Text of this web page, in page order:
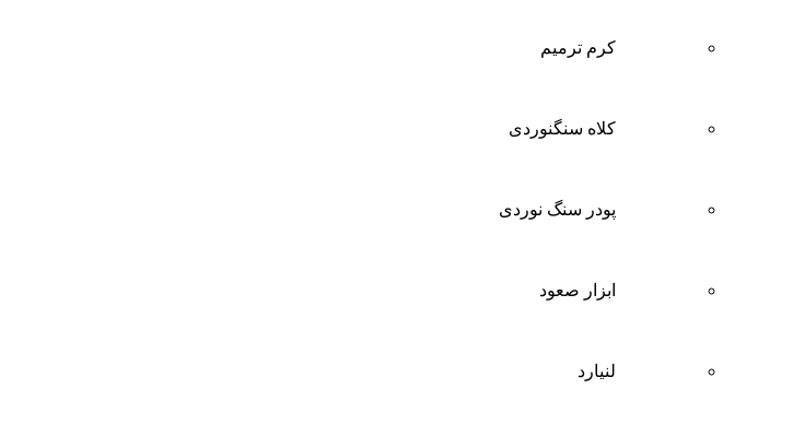
کرم ترمیم
کلاه سنگنوردی
پودر سنگ نوردی
ابزار صعود
لنیارد